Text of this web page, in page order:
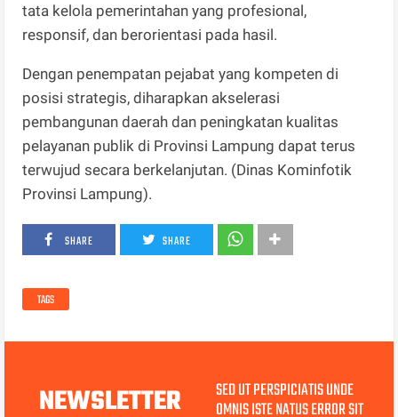
tata kelola pemerintahan yang profesional,
responsif, dan berorientasi pada hasil.
Dengan penempatan pejabat yang kompeten di
posisi strategis, diharapkan akselerasi
pembangunan daerah dan peningkatan kualitas
pelayanan publik di Provinsi Lampung dapat terus
terwujud secara berkelanjutan. (Dinas Kominfotik
Provinsi Lampung).
SHARE SHARE
TAGS
NEWSLETTER SED UT PERSPICIATIS UNDE
OMNIS ISTE NATUS ERROR SIT